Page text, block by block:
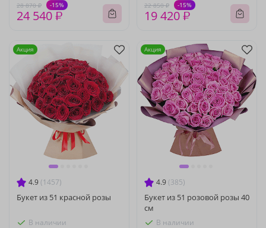
28 870 ₽ -15%
24 540 ₽
22 850 ₽ -15%
19 420 ₽
4.9 (1457)
Букет из 51 красной розы
В наличии
Акция
4.9 (385)
Букет из 51 розовой розы 40
см
В наличии
Акция